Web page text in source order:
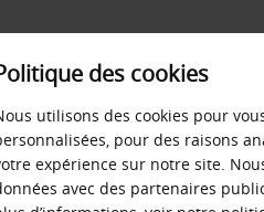
LIBRE-SERVICE
des cookies
utilisons des cookies pour
pour des raisons
expérience sur notre site.
avec des partenaires